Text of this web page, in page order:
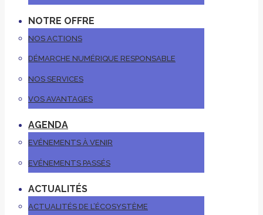
NOTRE OFFRE
NOS ACTIONS
DÉMARCHE NUMÉRIQUE RESPONSABLE
NOS SERVICES
VOS AVANTAGES
AGENDA
EVÉNEMENTS À VENIR
EVÉNEMENTS PASSÉS
ACTUALITÉS
ACTUALITÉS DE L’ÉCOSYSTÈME